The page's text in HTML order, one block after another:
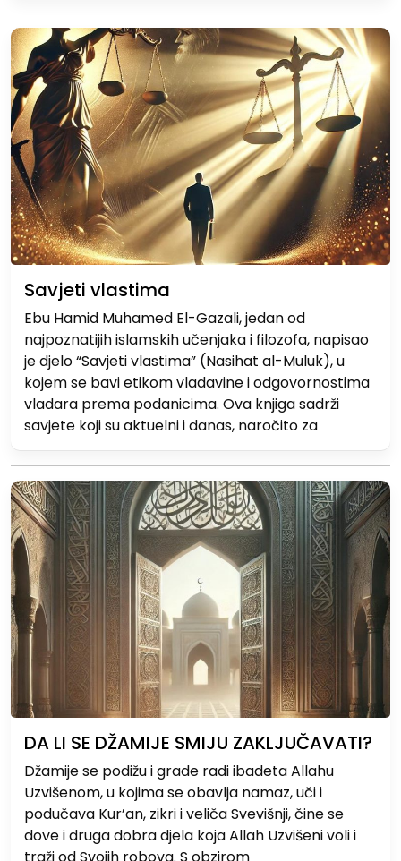
Savjeti vlastima
Ebu Hamid Muhamed El-Gazali, jedan od
najpoznatijih islamskih učenjaka i filozofa, napisao
je djelo “Savjeti vlastima” (Nasihat al-Muluk), u
kojem se bavi etikom vladavine i odgovornostima
vladara prema podanicima. Ova knjiga sadrži
savjete koji su aktuelni i danas, naročito za
DA LI SE DŽAMIJE SMIJU ZAKLJUČAVATI?
Džamije se podižu i grade radi ibadeta Allahu
Uzvišenom, u kojima se obavlja namaz, uči i
podučava Kur’an, zikri i veliča Svevišnji, čine se
dove i druga dobra djela koja Allah Uzvišeni voli i